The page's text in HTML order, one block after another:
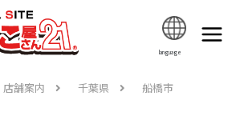
language
店舗案内 千葉県 船橋市